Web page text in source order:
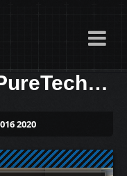
(GPF) 130ch
2020